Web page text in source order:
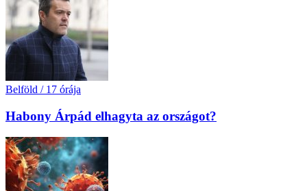
Belföld / 17 órája
Habony Árpád elhagyta az országot?